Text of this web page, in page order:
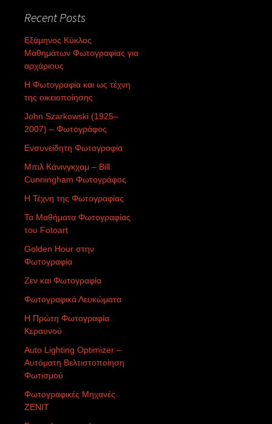
Recent Posts
Εξάμηνος Κύκλος
Μαθημάτων Φωτογραφίας για
αρχάριους
Η Φωτογραφία και ως τέχνη
της οικειοποίησης
John Szarkowski (1925–
2007) – Φωτογράφος
Ενσυνείδητη Φωτογραφία
Μπιλ Κάνινγκχαμ – Bill
Cunningham Φωτογράφος
Η Τέχνη της Φωτογραφίας
Τα Μαθήματα Φωτογραφίας
του Fotoart
Golden Hour στην
Φωτογραφία
Ζεν και Φωτογραφία
Φωτογραφικά Λευκώματα
Η Πρώτη Φωτογραφία
Κεραυνού
Auto Lighting Optimizer –
Αυτόματη Βελτιστοποίηση
Φωτισμού
Φωτογραφικές Μηχανές
ZENIT